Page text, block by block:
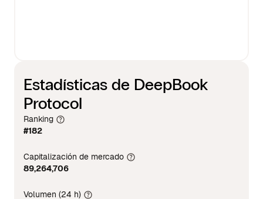
Estadísticas de DeepBook
Protocol
Ranking
#182
Capitalización de mercado
89,264,706
Volumen (24 h)